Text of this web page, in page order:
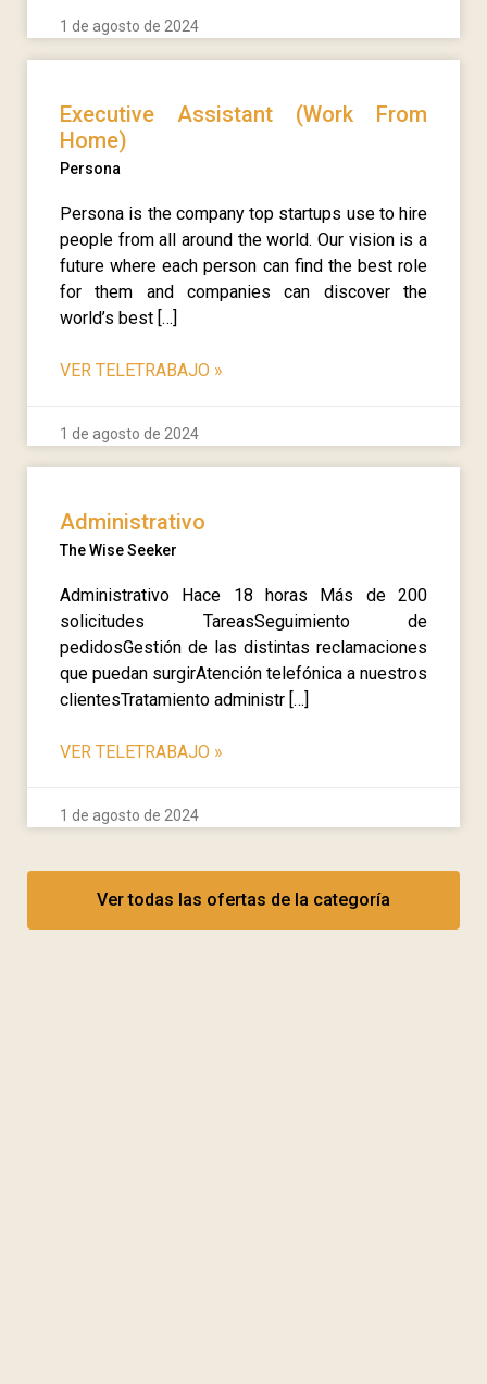
1 de agosto de 2024
Executive Assistant (Work From
Home)
Persona
Persona is the company top startups use to hire
people from all around the world. Our vision is a
future where each person can find the best role
for them and companies can discover the
world’s best […]
VER TELETRABAJO »
1 de agosto de 2024
Administrativo
The Wise Seeker
Administrativo Hace 18 horas Más de 200
solicitudes TareasSeguimiento de
pedidosGestión de las distintas reclamaciones
que puedan surgirAtención telefónica a nuestros
clientesTratamiento administr […]
VER TELETRABAJO »
1 de agosto de 2024
Ver todas las ofertas de la categoría